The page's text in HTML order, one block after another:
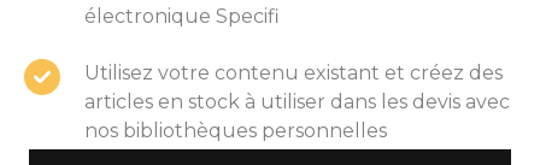
électronique Specifi
Utilisez votre contenu existant et créez des
articles en stock à utiliser dans les devis avec
nos bibliothèques personnelles